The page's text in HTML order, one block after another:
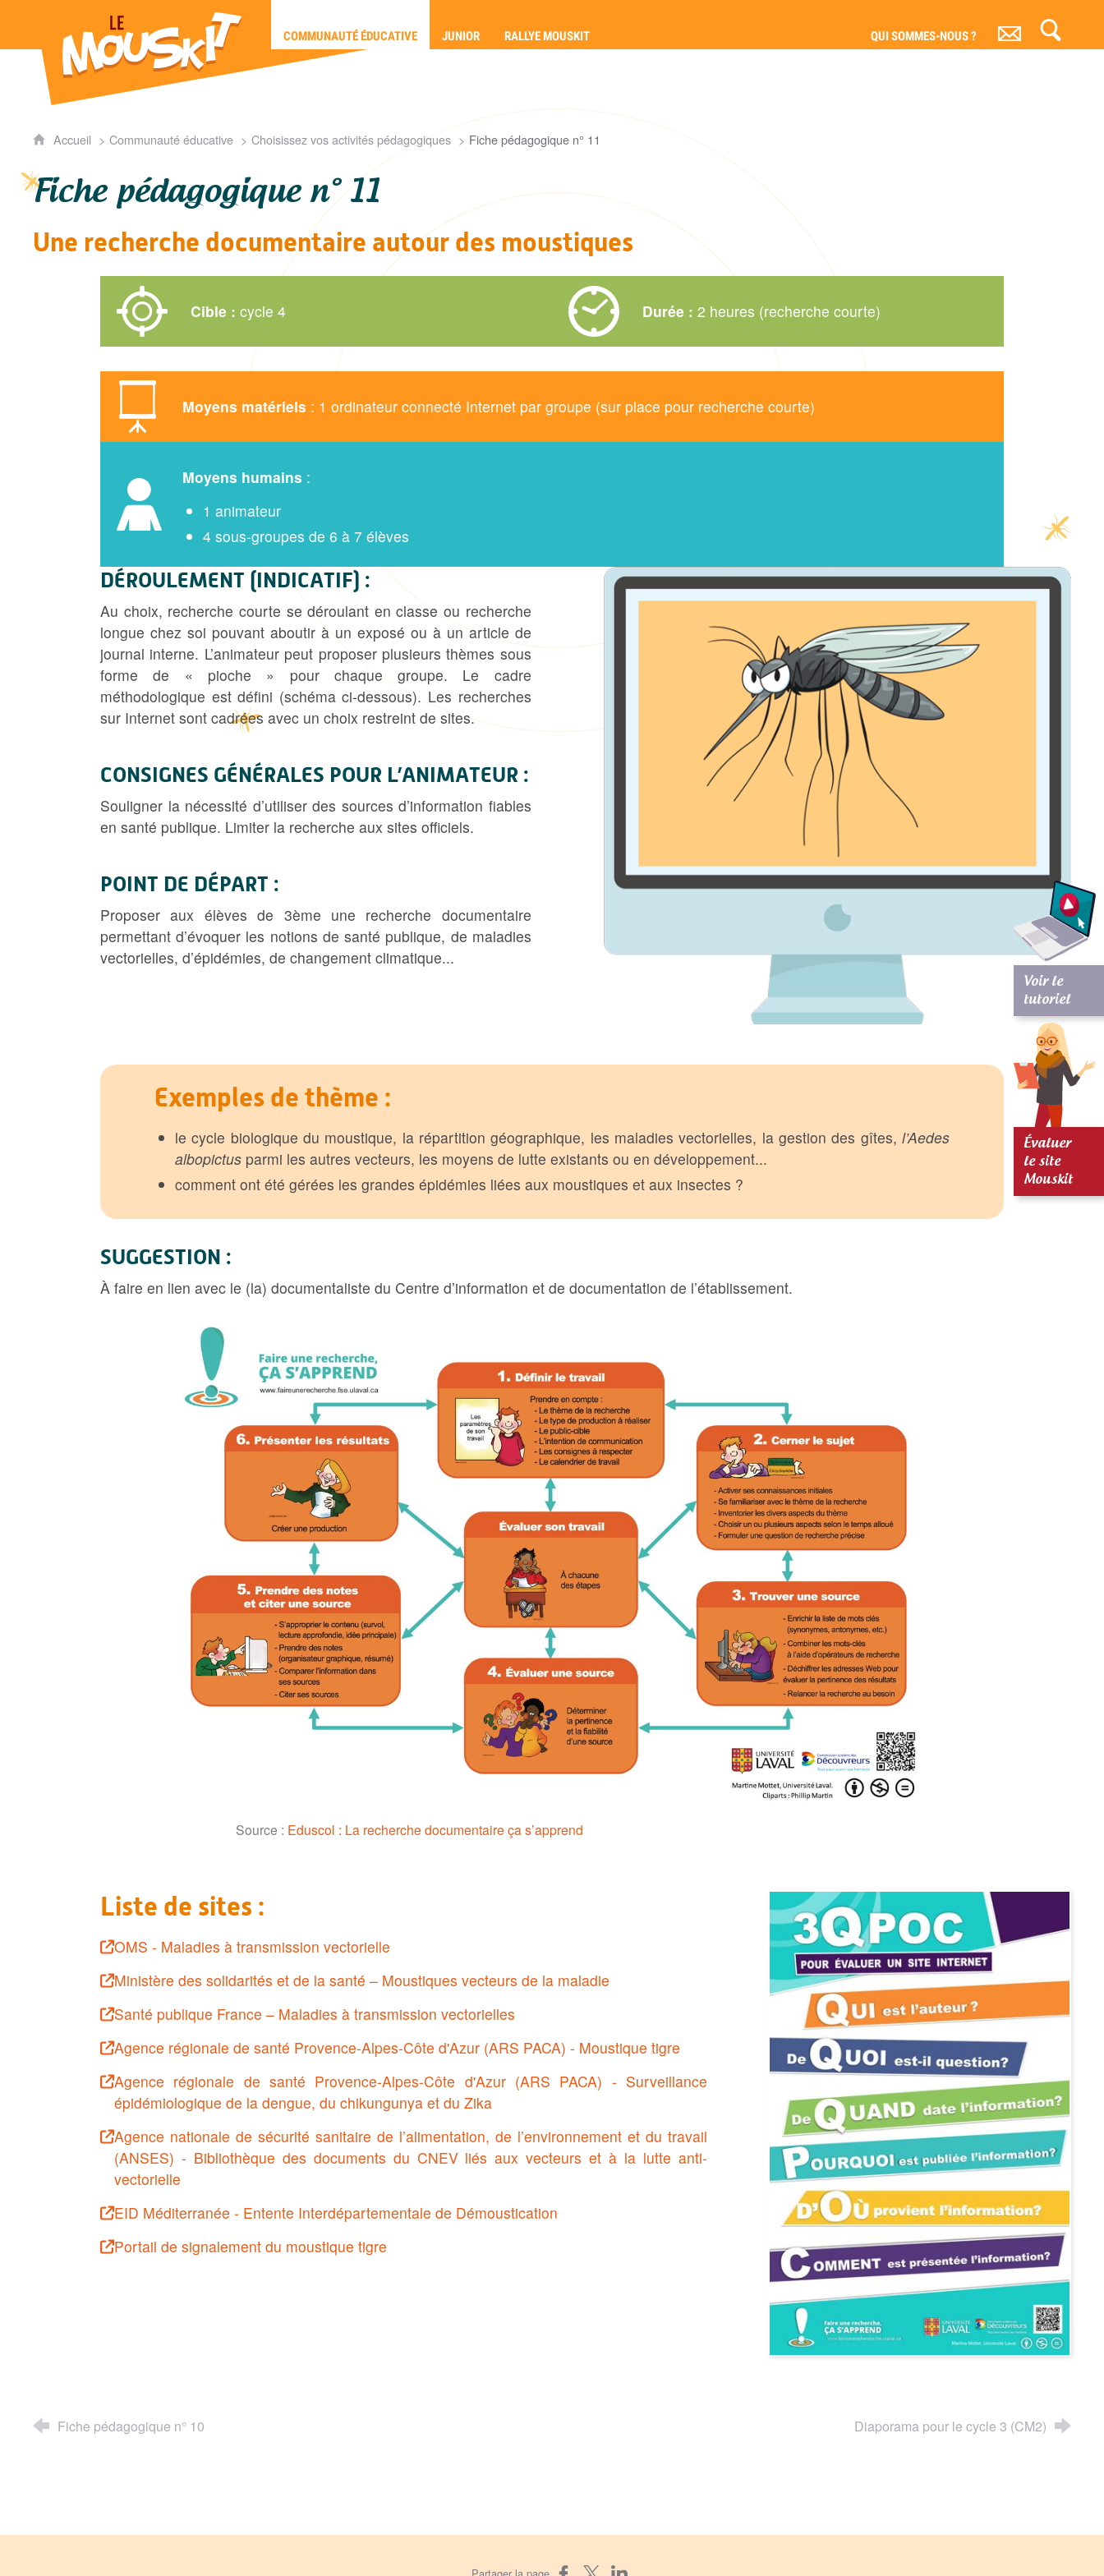
COMMUNAUTÉ ÉDUCATIVE JUNIOR RALLYE MOUSKIT QUI SOMMES-NOUS ?
Accueil Communauté éducative Choisissez vos activités pédagogiques Fiche pédagogique n° 11
Fiche pédagogique n° 11
Une recherche documentaire autour des moustiques
Cible : cycle 4 Durée : 2 heures (recherche courte)
Moyens matériels : 1 ordinateur connecté Internet par groupe (sur place pour recherche courte)
Moyens humains :
1 animateur
4 sous-groupes de 6 à 7 élèves
DÉROULEMENT (INDICATIF) :
Au choix, recherche courte se déroulant en classe ou recherche
longue chez soi pouvant aboutir à un exposé ou à un article de
journal interne. L’animateur peut proposer plusieurs thèmes sous
forme de « pioche » pour chaque groupe. Le cadre
méthodologique est défini (schéma ci-dessous). Les recherches
sur Internet sont cadrées avec un choix restreint de sites.
CONSIGNES GÉNÉRALES POUR L’ANIMATEUR :
Souligner la nécessité d’utiliser des sources d’information fiables
en santé publique. Limiter la recherche aux sites officiels.
POINT DE DÉPART :
Proposer aux élèves de 3ème une recherche documentaire
permettant d’évoquer les notions de santé publique, de maladies
vectorielles, d’épidémies, de changement climatique...
Exemples de thème :
le cycle biologique du moustique, la répartition géographique, les maladies vectorielles, la gestion des gîtes, l’Aedes
albopictus parmi les autres vecteurs, les moyens de lutte existants ou en développement...
comment ont été gérées les grandes épidémies liées aux moustiques et aux insectes ?
SUGGESTION :
À faire en lien avec le (la) documentaliste du Centre d’information et de documentation de l’établissement.
Source : Eduscol : La recherche documentaire ça s’apprend
Liste de sites :
OMS - Maladies à transmission vectorielle
Ministère des solidarités et de la santé – Moustiques vecteurs de la maladie
Santé publique France – Maladies à transmission vectorielles
Agence régionale de santé Provence-Alpes-Côte d'Azur (ARS PACA) - Moustique tigre
Agence régionale de santé Provence-Alpes-Côte d'Azur (ARS PACA) - Surveillance
épidémiologique de la dengue, du chikungunya et du Zika
Agence nationale de sécurité sanitaire de l’alimentation, de l’environnement et du travail
(ANSES) - Bibliothèque des documents du CNEV liés aux vecteurs et à la lutte anti-
vectorielle
EID Méditerranée - Entente Interdépartementale de Démoustication
Portail de signalement du moustique tigre
Fiche pédagogique n° 10 Diaporama pour le cycle 3 (CM2)
Partager sur Facebook
Partager sur XPartager sur LinkedIn
Voir le
tutoriel
Évaluer
le site
Mouskit